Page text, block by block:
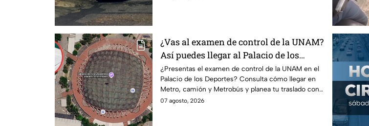
¿Vas al examen de control de la UNAM?
Así puedes llegar al Palacio de los
Deportes en Metro, camión y Metrobús
¿Presentas el examen de control de la UNAM en el
Palacio de los Deportes? Consulta cómo llegar en
Metro, camión y Metrobús y planea tu traslado con
anticipación.
07 agosto, 2026